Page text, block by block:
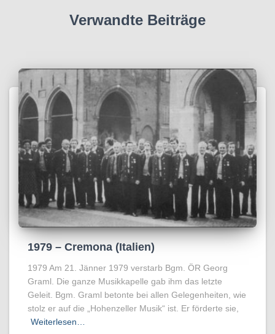
Verwandte Beiträge
1979 – Cremona (Italien)
1979 Am 21. Jänner 1979 verstarb Bgm. ÖR Georg
Graml. Die ganze Musikkapelle gab ihm das letzte
Geleit. Bgm. Graml betonte bei allen Gelegenheiten, wie
stolz er auf die „Hohenzeller Musik“ ist. Er förderte sie,
Weiterlesen…